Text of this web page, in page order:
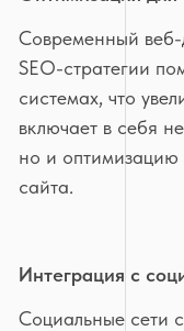
Современный веб-
SEO-стратегии
системах, что
включает в себя
но и оптимизацию
сайта.
Интеграция с
Социальные сети